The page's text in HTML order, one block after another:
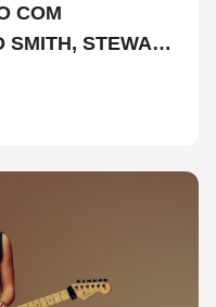
COM
STEWART